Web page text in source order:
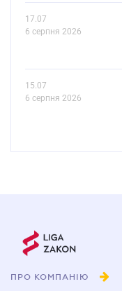
17.07
6 серпня 2026
15.07
6 серпня 2026
ПРО КОМПАНІЮ